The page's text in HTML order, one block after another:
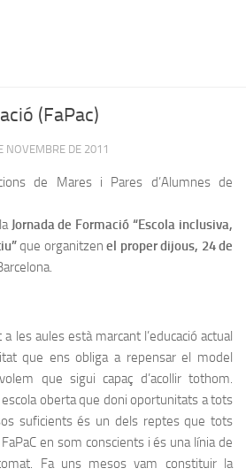
(FaPac)
NOVEMBRE DE 2011
de Mares i Pares d’Alumnes de
Jornada de Formació “Escola inclusiva,
que organitzen el proper dijous, 24 de
les aules està marcant l’educació actual
que ens obliga a repensar el model
que sigui capaç d’acollir tothom.
oberta que doni oportunitats a tots
suficients és un dels reptes que tots
en som conscients i és una línia de
Fa uns mesos vam constituir la